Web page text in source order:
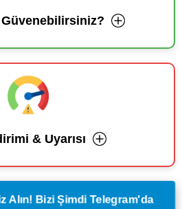
& Uyarısı
Alın! Bizi Şimdi Telegram'da